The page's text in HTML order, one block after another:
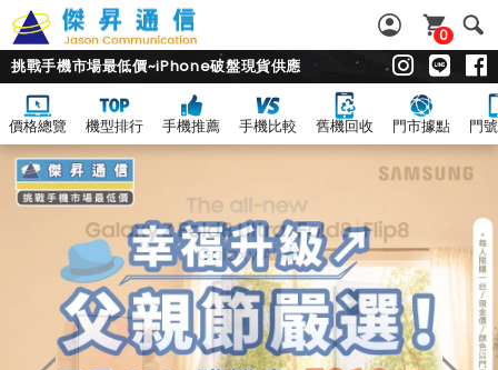
0
挑戰手機市場最低價~iPhone破盤現貨供應
價格總覽 機型排行 手機推薦 手機比較 舊機回收 門市據點 門